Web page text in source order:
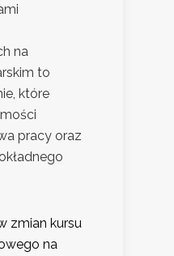
na
to
które
pracy oraz
zmian kursu
na